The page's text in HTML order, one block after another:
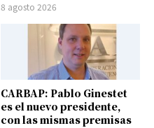
8 agosto 2026
CARBAP: Pablo Ginestet
es el nuevo presidente,
con las mismas premisas